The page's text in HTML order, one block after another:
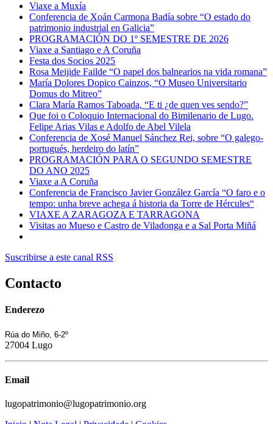
Viaxe a Muxía
Conferencia de Xoán Carmona Badía sobre “O estado do
patrimonio industrial en Galicia”
PROGRAMACIÓN DO 1º SEMESTRE DE 2026
Viaxe a Santiago e A Coruña
Festa dos Socios 2025
Rosa Meijide Failde “O papel dos balnearios na vida romana”
María Dolores Dopico Cainzos, “O Museo Universitario
Domus do Mitreo”
Clara María Ramos Taboada, “E ti ¿de quen ves sendo?”
Que foi o Coloquio Internacional do Bimilenario de Lugo.
Felipe Arias Vilas e Adolfo de Abel Vilela
Conferencia de Xosé Manuel Sánchez Rei, sobre “O galego-
portugués, herdeiro do latín”
PROGRAMACIÓN PARA O SEGUNDO SEMESTRE
DO ANO 2025
Viaxe a A Coruña
Conferencia de Francisco Javier González García “O faro e o
tempo: unha breve achega á historia da Torre de Hércules“
VIAXE A ZARAGOZA E TARRAGONA
Visitas ao Mueso e Castro de Viladonga e a Sal Porta Miñá
Suscribirse a este canal RSS
Contacto
Enderezo
Rúa do Miño, 6-2º
27004 Lugo
Email
lugopatrimonio@lugopatrimonio.org